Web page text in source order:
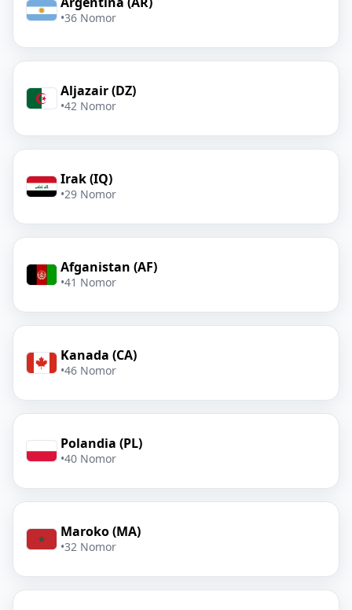
•36 Nomor
Aljazair (DZ)
•42 Nomor
Irak (IQ)
•29 Nomor
Afganistan (AF)
•41 Nomor
Kanada (CA)
•46 Nomor
Polandia (PL)
•40 Nomor
Maroko (MA)
•32 Nomor